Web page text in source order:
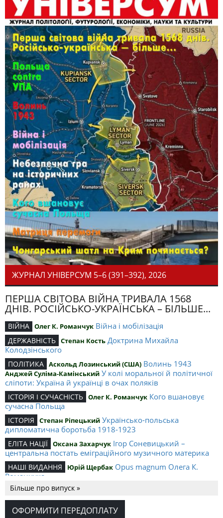
ЖУРНАЛ УНІВЕРСУМ 5–6 (391–392), 2026
ПЕРША СВІТОВА ВІЙНА ТРИВАЛА 1568
ДНІВ. РОСІЙСЬКО-УКРАЇНСЬКА – БІЛЬШЕ...
ВІЙНА Олег К. Романчук Війна і мобілізація
ДЕРЖАВНІСТЬ Степан Кость Доктрина Михайла
Колодзінського
ПОЛІТИКА Аскольд Лозинський (США) Волинь 1943
Анджей Суліма-Камінський У колі моральної й політичної
сліпоти: Україна й українці в очах поляків
ІСТОРІЯ І СУЧАСНІСТЬ Олег К. Романчук Кого вшановує
сучасна Польща
ІСТОРІЯ Степан Ріпецький Українсько-польська
дипломатична боротьба 1918-1923
ЕЛІТА НАЦІЇ Оксана Захарчук Ігор Соневицький –
центральна постать еміграційного музичного материка
НАШІ ВИДАННЯ Юрій Щербак Opus magnum Олега К.
Романчука
РЕЦЕНЗІЇ Петро Іванишин
Романчука
СЛОВО РЕДАКЦІЙНЕ Олег К. Романчук
Більше про випуск »
ОФОРМИТИ ПЕРЕДОПЛАТУ